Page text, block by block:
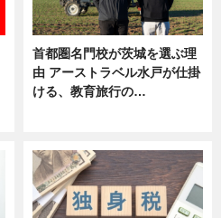
首都圏名門校が茨城を選ぶ理
由 アーストラベル水戸が仕掛
ける、教育旅行の…